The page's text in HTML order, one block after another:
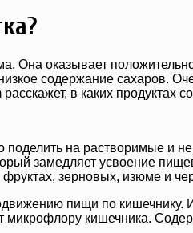
Она оказывает
содержание сахаров.
в каких продуктах
на растворимые и
замедляет усвоение
зерновых, изюме и
пищи по
кишечника.